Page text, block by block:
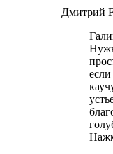
Дмитрий